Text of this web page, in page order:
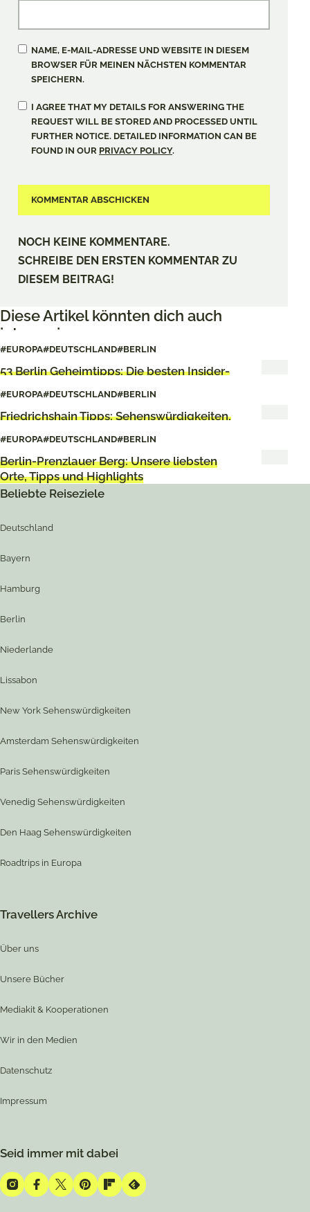
NAME, E-MAIL-ADRESSE UND WEBSITE IN DIESEM
BROWSER FÜR MEINEN NÄCHSTEN KOMMENTAR
SPEICHERN.
I AGREE THAT MY DETAILS FOR ANSWERING THE
REQUEST WILL BE STORED AND PROCESSED UNTIL
FURTHER NOTICE. DETAILED INFORMATION CAN BE
FOUND IN OUR PRIVACY POLICY.
NOCH KEINE KOMMENTARE.
SCHREIBE DEN ERSTEN KOMMENTAR ZU
DIESEM BEITRAG!
Diese Artikel könnten dich auch
interessieren
#EUROPA#DEUTSCHLAND#BERLIN
53 Berlin Geheimtipps: Die besten Insider-
#EUROPA#DEUTSCHLAND#BERLIN
Friedrichshain Tipps: Sehenswürdigkeiten,
#EUROPA#DEUTSCHLAND#BERLIN
Berlin-Prenzlauer Berg: Unsere liebsten
Orte, Tipps und Highlights
Beliebte Reiseziele
Deutschland
Bayern
Hamburg
Berlin
Niederlande
Lissabon
New York Sehenswürdigkeiten
Amsterdam Sehenswürdigkeiten
Paris Sehenswürdigkeiten
Venedig Sehenswürdigkeiten
Den Haag Sehenswürdigkeiten
Roadtrips in Europa
Travellers Archive
Über uns
Unsere Bücher
Mediakit & Kooperationen
Wir in den Medien
Datenschutz
Impressum
Seid immer mit dabei
InstagramFacebook
TwitterPinterestFlipboard
Feedly